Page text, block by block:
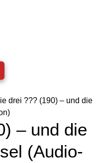
drei ??? (190) – und die
– und die
(Audio-